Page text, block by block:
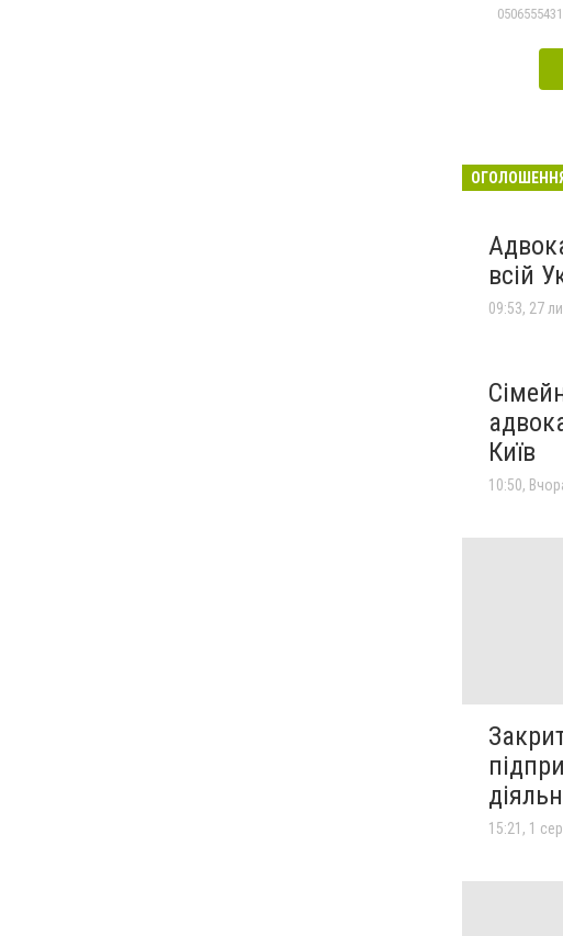
Дон.обл.
0506555431
всій
09:53, 27
Київ
10:50,
15:21, 1